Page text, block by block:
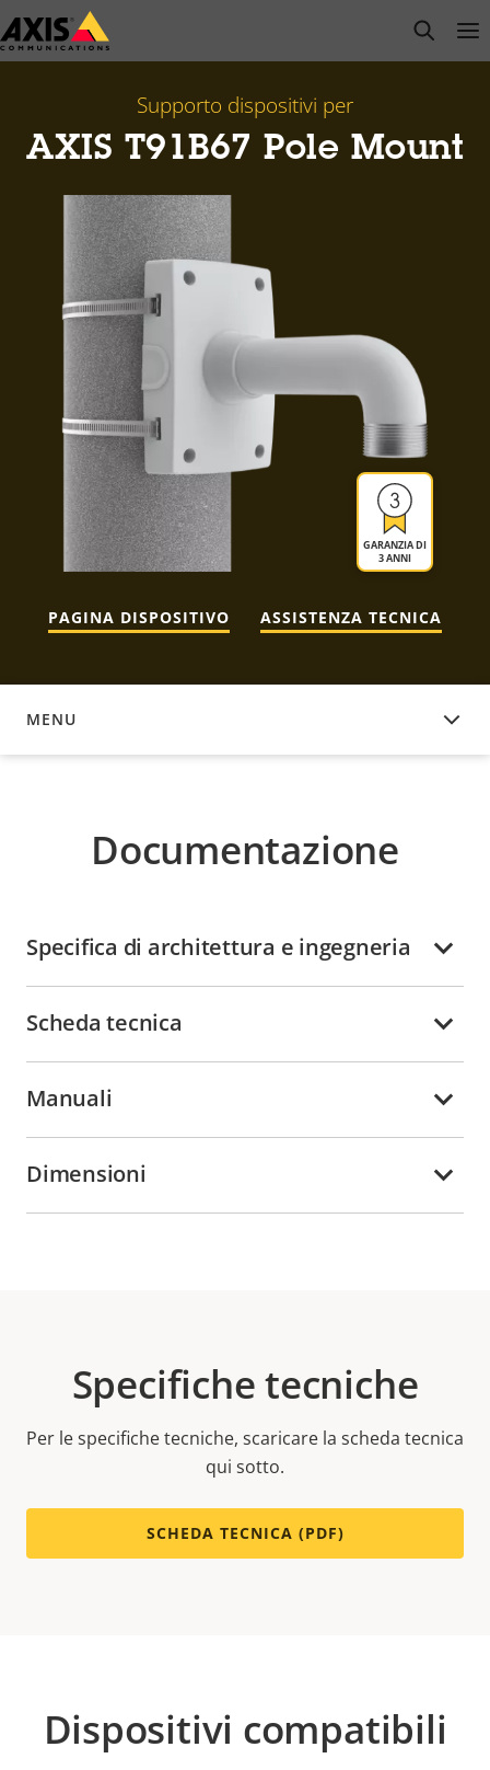
Salta
al
open
Supporto dispositivi per
AXIS T91B67 Pole Mount
GARANZIA DI
3 ANNI
PAGINA DISPOSITIVO ASSISTENZA TECNICA
MENU
DOCUMENTAZIONE
Documentazione
Specifica di architettura e ingegneria
Scheda tecnica
Manuali
Dimensioni
Specifiche tecniche
Per le specifiche tecniche, scaricare la scheda tecnica
qui sotto.
SCHEDA TECNICA (PDF)
Dispositivi compatibili